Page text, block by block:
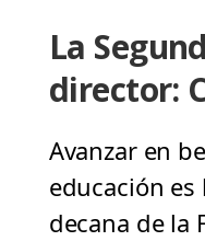
La
director:
Avanzar en
educación
decana de la